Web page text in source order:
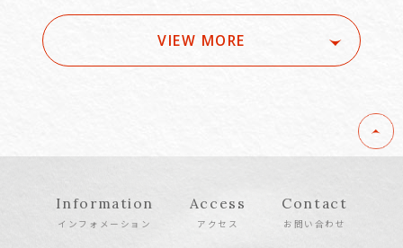
VIEW MORE
Information
インフォメーション
Access
アクセス
Contact
お問い合わせ